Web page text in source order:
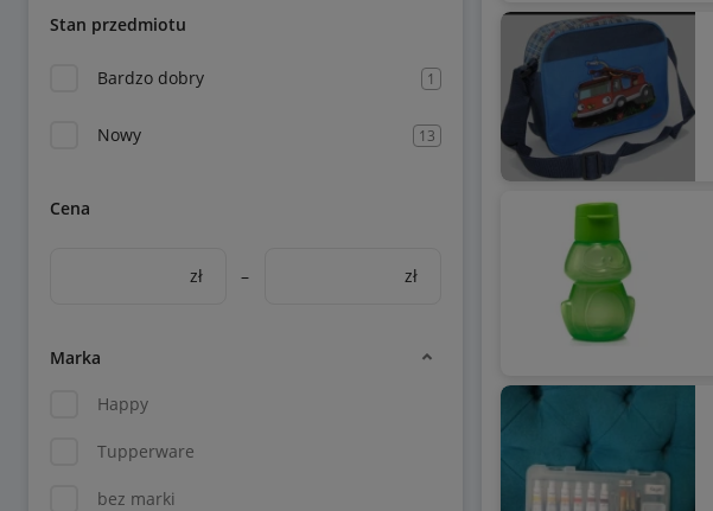
Stan przedmiotu
Bardzo dobry 1
Nowy 13
Cena
zł – zł
Marka
Happy
Tupperware
bez marki